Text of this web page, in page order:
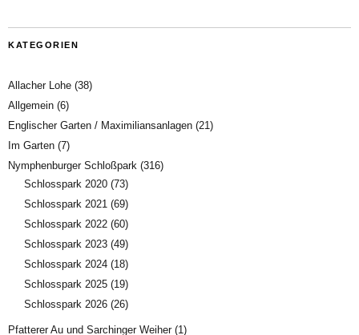
KATEGORIEN
Allacher Lohe (38)
Allgemein (6)
Englischer Garten / Maximiliansanlagen (21)
Im Garten (7)
Nymphenburger Schloßpark (316)
Schlosspark 2020 (73)
Schlosspark 2021 (69)
Schlosspark 2022 (60)
Schlosspark 2023 (49)
Schlosspark 2024 (18)
Schlosspark 2025 (19)
Schlosspark 2026 (26)
Pfatterer Au und Sarchinger Weiher(1)